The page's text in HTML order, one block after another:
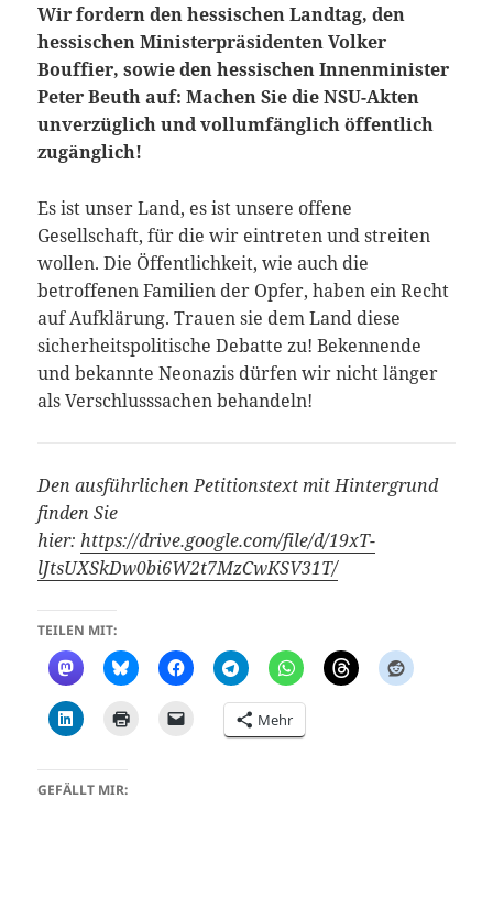
Wir fordern den hessischen Landtag, den
hessischen Ministerpräsidenten Volker
Bouffier, sowie den hessischen Innenminister
Peter Beuth auf: Machen Sie die NSU-Akten
unverzüglich und vollumfänglich öffentlich
zugänglich!
Es ist unser Land, es ist unsere offene
Gesellschaft, für die wir eintreten und streiten
wollen. Die Öffentlichkeit, wie auch die
betroffenen Familien der Opfer, haben ein Recht
auf Aufklärung. Trauen sie dem Land diese
sicherheitspolitische Debatte zu! Bekennende
und bekannte Neonazis dürfen wir nicht länger
als Verschlusssachen behandeln!
Den ausführlichen Petitionstext mit Hintergrund
finden Sie
hier:https://drive.google.com/file/d/19xT-
lJtsUXSkDw0bi6W2t7MzCwKSV31T/
TEILEN MIT:
Mehr
GEFÄLLT MIR: